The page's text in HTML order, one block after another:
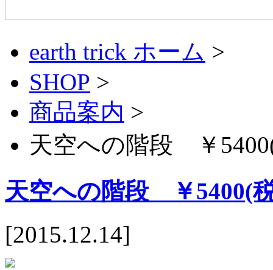
earth trick ホーム >
SHOP >
商品案内 >
天空への階段 ￥
天空への階段 ￥5400(
[2015.12.14]